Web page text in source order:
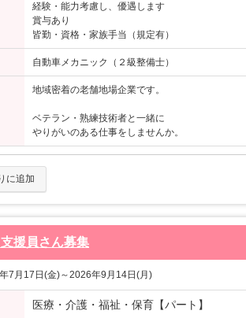
経験・能力考慮し、優遇します
賞与あり
皆勤・資格・家族手当（規定有）
自動車メカニック（２級整備士）
地域密着の老舗地場企業です。
ベテラン・熟練技術者と一緒に
やりがいのある仕事をしませんか。
に追加
援員さん募集
7月17日(金)～2026年9月14日(月)
医療・介護・福祉・保育【パート】